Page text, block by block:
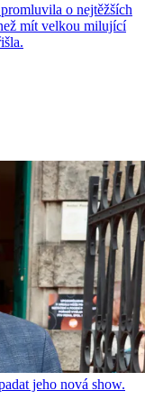
o nejtěžších
mít velkou milující
jeho nová show.